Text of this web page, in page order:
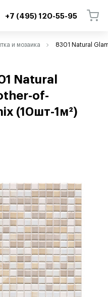
+7 (495) 120-55-95
и мозаика 8301 Natural
Natural
of-
(10шт-1м²)